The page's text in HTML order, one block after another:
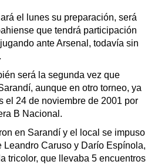
el lunes su preparación, será
que tendrá participación
ante Arsenal, todavía sin
será la segunda vez que
aunque en otro torneo, ya
el 24 de noviembre de 2001 por
B Nacional.
en Sarandí y el local se impuso
Leandro Caruso y Darío Espínola,
tricolor, que llevaba 5 encuentros